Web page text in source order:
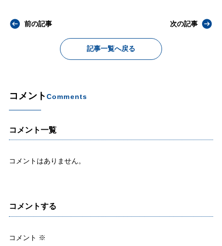
前の記事
記事一覧へ戻る
次の記事
コメントComments
コメント一覧
コメントはありません。
コメントする
コメント ※